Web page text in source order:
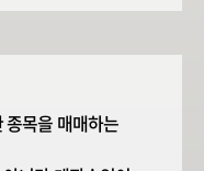
종목을 매매하는